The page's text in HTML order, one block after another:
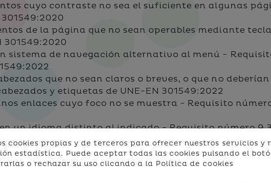
cuyo contraste no sea el suficiente en algunas
de la página que no sean operables mediante
301549:2020
sistema de navegación alternativo al menú -
que no sean claros o breves, o que no
y etiquetas de UNE-EN 301549:2022
enlaces cuyo foco no se muestra - Requisito
un idioma distinto al indicado - Requisito número
provenientes de otros sistemas o webs, que no
- Requisito número 9.4.1.2 Nombre, función y valor
puntuales de edición en alguna página web.
cookies propias y de terceros para ofrecer nuestros servicios y
estadística. Puede aceptar todas las cookies pulsando el
o rechazar su uso clicando a la Política de cookies